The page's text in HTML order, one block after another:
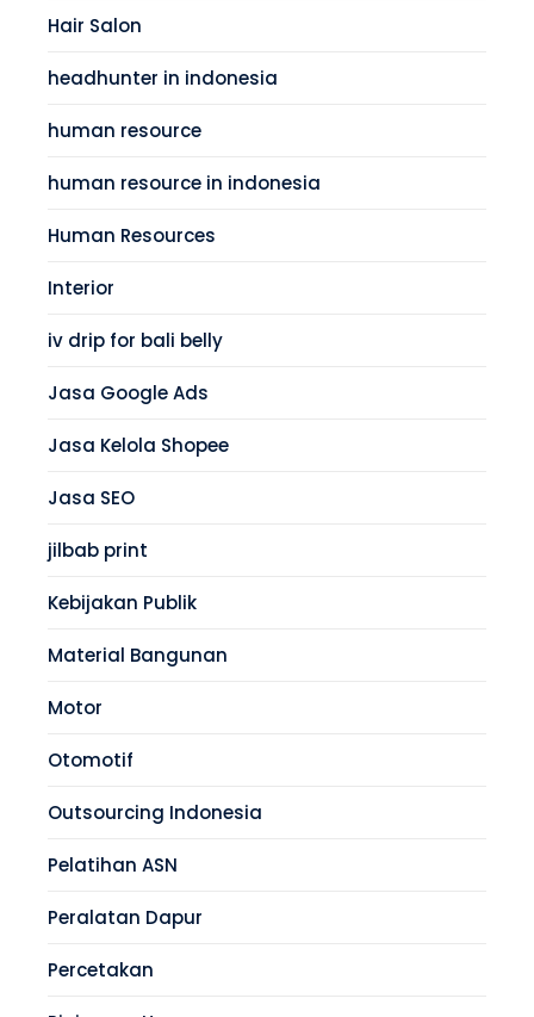
Hair Salon
headhunter in indonesia
human resource
human resource in indonesia
Human Resources
Interior
iv drip for bali belly
Jasa Google Ads
Jasa Kelola Shopee
Jasa SEO
jilbab print
Kebijakan Publik
Material Bangunan
Motor
Otomotif
Outsourcing Indonesia
Pelatihan ASN
Peralatan Dapur
Percetakan